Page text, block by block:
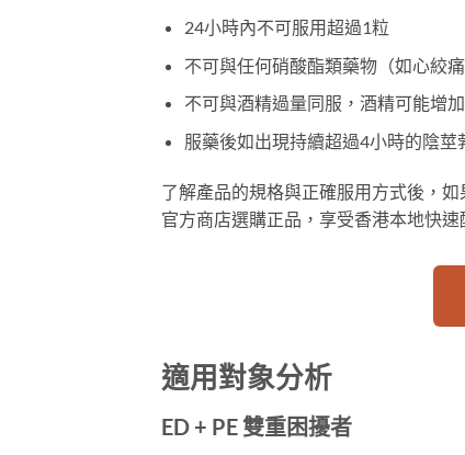
24小時內不可服用超過1粒
不可與任何硝酸酯類藥物（如心絞
不可與酒精過量同服，酒精可能增
服藥後如出現持續超過4小時的陰
了解產品的規格與正確服用方式後，
官方商店選購正品，享受香港本地快速
適用對象分析
ED + PE 雙重困擾者